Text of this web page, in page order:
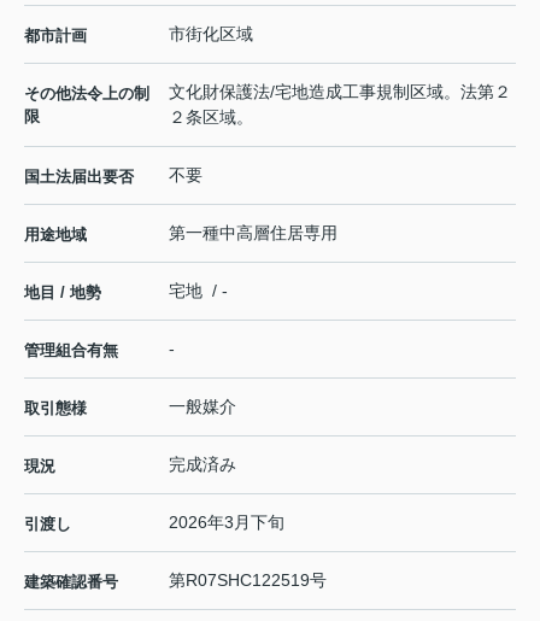
都市計画 市街化区域
その他法令上の制
限
文化財保護法/宅地造成工事規制区域。法第２
２条区域。
国土法届出要否 不要
用途地域 第一種中高層住居専用
地目 / 地勢 宅地 / -
管理組合有無 -
取引態様 一般媒介
現況 完成済み
引渡し 2026年3月下旬
建築確認番号 第R07SHC122519号